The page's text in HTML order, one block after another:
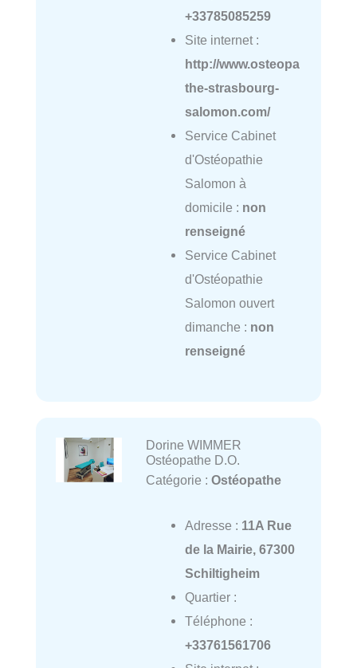
+33785085259
Site internet :
http://www.osteopa
the-strasbourg-
salomon.com/
Service Cabinet
d'Ostéopathie
Salomon à
domicile : non
renseigné
Service Cabinet
d'Ostéopathie
Salomon ouvert
dimanche : non
renseigné
Dorine WIMMER
Ostéopathe D.O.
Catégorie : Ostéopathe
Adresse : 11A Rue
de la Mairie, 67300
Schiltigheim
Quartier :
Téléphone :
+33761561706